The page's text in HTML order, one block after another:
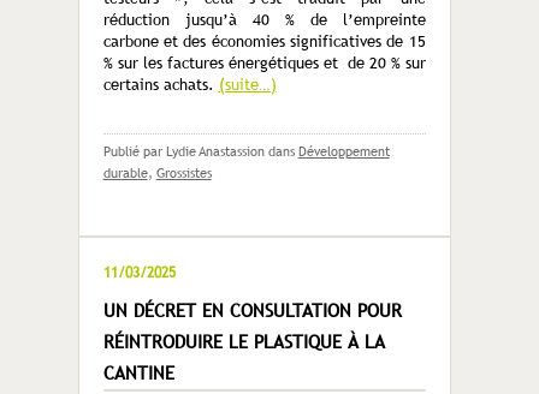
réduction jusqu’à 40 % de l’empreinte
carbone et des économies significatives de 15
% sur les factures énergétiques et de 20 % sur
certains achats. (suite…)
Publié par Lydie Anastassion dans Développement
durable, Grossistes
11/03/2025
UN DÉCRET EN CONSULTATION POUR
RÉINTRODUIRE LE PLASTIQUE À LA
CANTINE